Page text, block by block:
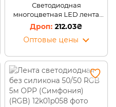
Светодиодная
многоцветная LED лента
подсветка от USB bluetooth
Led Mood Light 5 м с
пультом управления (ЖЯ)
212.03₴
Оптовые цены